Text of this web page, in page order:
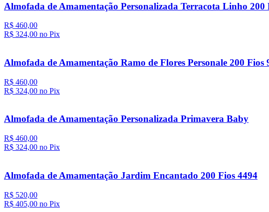
Almofada de Amamentação Personalizada Terracota Linho 200
R$ 460,00
R$ 324,00 no Pix
Almofada de Amamentação Ramo de Flores Personale 200 Fios
R$ 460,00
R$ 324,00 no Pix
Almofada de Amamentação Personalizada Primavera Baby
R$ 460,00
R$ 324,00 no Pix
Almofada de Amamentação Jardim Encantado 200 Fios 4494
R$ 520,00
R$ 405,00 no Pix